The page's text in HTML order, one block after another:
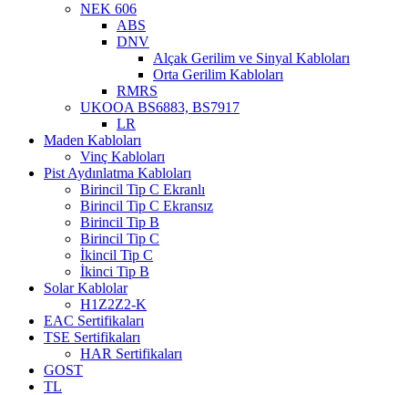
NEK 606
ABS
DNV
Alçak Gerilim ve Sinyal Kabloları
Orta Gerilim Kabloları
RMRS
UKOOA BS6883, BS7917
LR
Maden Kabloları
Vinç Kabloları
Pist Aydınlatma Kabloları
Birincil Tip C Ekranlı
Birincil Tip C Ekransız
Birincil Tip B
Birincil Tip C
İkincil Tip C
İkinci Tip B
Solar Kablolar
H1Z2Z2-K
EAC Sertifikaları
TSE Sertifikaları
HAR Sertifikaları
GOST
TL